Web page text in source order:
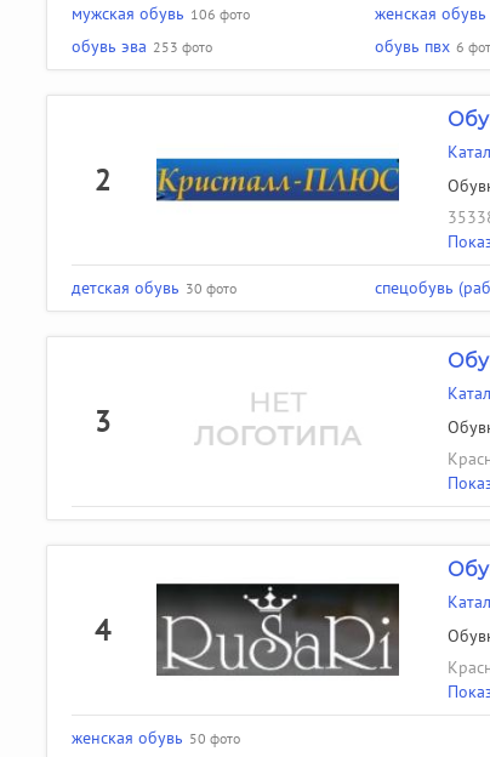
мужская обувь 106 фото женская обувь
обувь эва 253 фото обувь пвх 6
2
детская обувь 30 фото спецобувь
3
4
женская обувь 50 фото